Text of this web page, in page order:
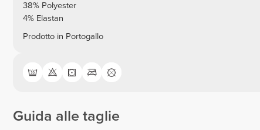
38% Polyester
4% Elastan
Prodotto in Portogallo
Guida alle taglie